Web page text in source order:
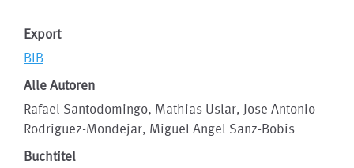
Export
BIB
Alle Autoren
Rafael Santodomingo, Mathias Uslar, Jose Antonio
Rodriguez-Mondejar, Miguel Angel Sanz-Bobis
Buchtitel